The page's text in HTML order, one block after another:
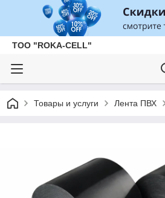
ТОО "ROKA-CELL"
Товары и услуги Лента ПВХ